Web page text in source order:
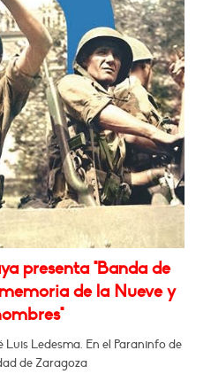
presenta "Banda de
de la Nueve y
Ledesma. En el Paraninfo de
de Zaragoza